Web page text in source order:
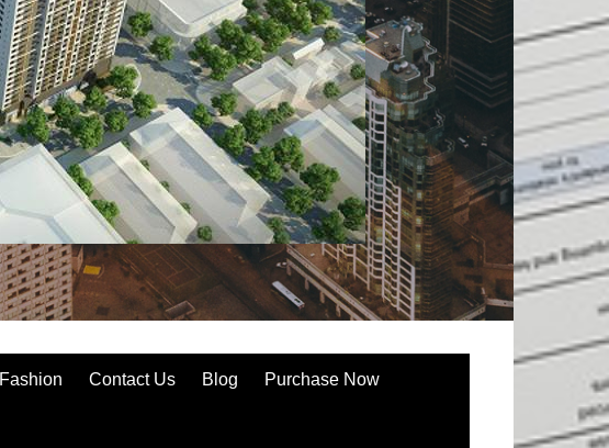
Fashion Contact Us Blog Purchase Now